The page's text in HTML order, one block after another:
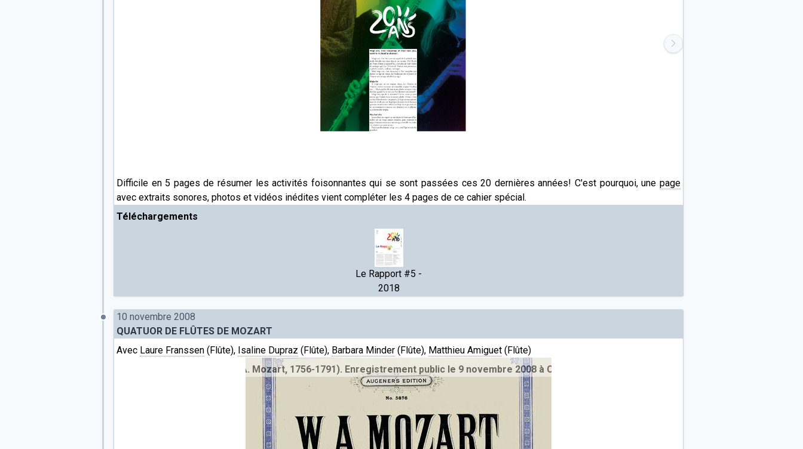
Difficile en 5 pages de résumer les activités foisonnantes qui se sont passées ces 20 dernières années! C'est pourquoi, une page
avec extraits sonores, photos et vidéos inédites vient compléter les 4 pages de ce cahier spécial.
Téléchargements
Le Rapport #5 -
2018
10 novembre 2008
QUATUOR DE FLÛTES DE MOZART
Avec Laure Franssen (Flûte), Isaline Dupraz (Flûte), Barbara Minder (Flûte), Matthieu Amiguet (Flûte)
Andante F-dur (W.A. Mozart, 1756-1791). Enregistrement public le 9 novembre 2008 à Champ-Pittet (VD/CH)